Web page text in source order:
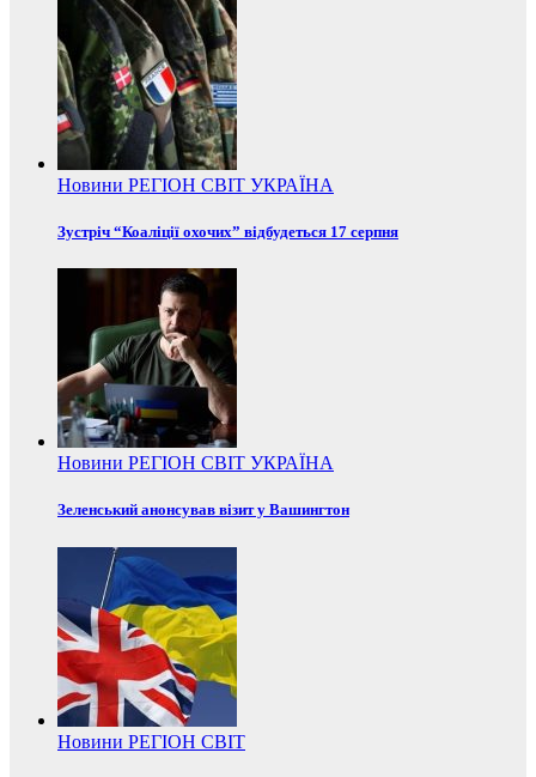
Новини РЕГІОН СВІТ УКРАЇНА
Зустріч “Коаліції охочих” відбудеться 17 серпня
Новини РЕГІОН СВІТ УКРАЇНА
Зеленський анонсував візит у Вашингтон
Новини РЕГІОН СВІТ